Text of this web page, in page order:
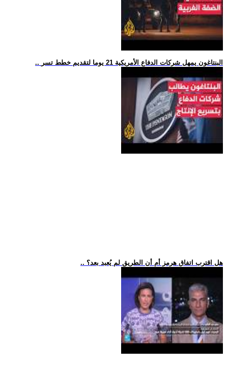
.. البنتاغون يمهل شركات الدفاع الأمريكية 21 يوما لتقديم خطط تسر
.. هل اقترب اتفاق هرمز أم أن الطريق لم يُعبد بعد؟